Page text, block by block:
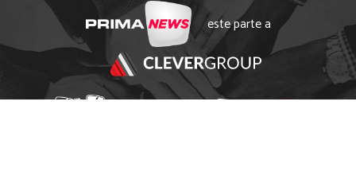
este parte a